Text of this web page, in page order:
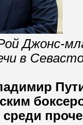
Джонс-
в